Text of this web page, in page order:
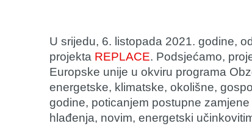
U srijedu, 6. listopada 2021. godine,
projekta REPLACE. Podsjećamo,
Europske unije u okviru programa
energetske, klimatske, okolišne,
godine, poticanjem postupne
hlađenja, novim, energetski